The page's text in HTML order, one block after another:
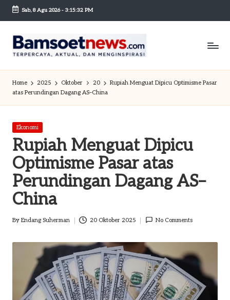
Skip
content
Sab, 8 Agu 2026- 3:15:33 PM
B
a
m
s
o
et
n
e
w
sc
o
Mobilitas
Home 2025 Oktober 20
Rupiah Menguat Dipicu Optimisme Pasar
atas Perundingan Dagang AS–China
Posted
in
Ekonomi
Rupiah Menguat Dipicu
Optimisme Pasar atas
Perundingan Dagang AS–
China
Posted
By Endang Suherman 20 Oktober 2025 No Comments